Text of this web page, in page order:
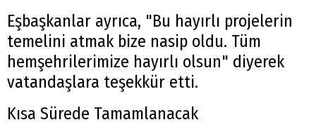
Eşbaşkanlar ayrıca, "Bu hayırlı projelerin
temelini atmak bize nasip oldu. Tüm
hemşehrilerimize hayırlı olsun" diyerek
vatandaşlara teşekkür etti.
Kısa Sürede Tamamlanacak